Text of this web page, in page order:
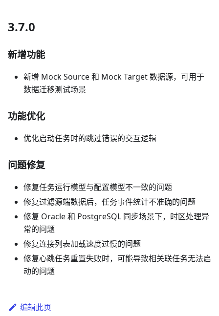
3.7.0
新增功能
新增 Mock Source 和 Mock Target 数据源，可用于
数据迁移测试场景
功能优化
优化启动任务时的跳过错误的交互逻辑
问题修复
修复任务运行模型与配置模型不一致的问题
修复过滤源端数据后，任务事件统计不准确的问题
修复 Oracle 和 PostgreSQL 同步场景下，时区处理异
常的问题
修复连接列表加载速度过慢的问题
修复心跳任务重置失败时，可能导致相关联任务无法启
动的问题
编辑此页